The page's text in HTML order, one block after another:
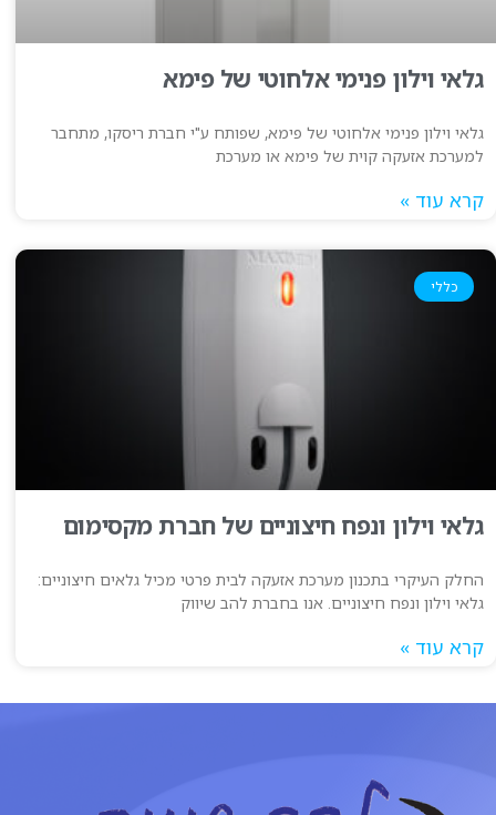
גלאי וילון פנימי אלחוטי של פימא
גלאי וילון פנימי אלחוטי של פימא, שפותח ע"י חברת ריסקו, מתחבר
למערכת אזעקה קוית של פימא או מערכת
קרא עוד »
כללי
גלאי וילון ונפח חיצוניים של חברת מקסימום
החלק העיקרי בתכנון מערכת אזעקה לבית פרטי מכיל גלאים חיצוניים:
גלאי וילון ונפח חיצוניים. אנו בחברת להב שיווק
קרא עוד »